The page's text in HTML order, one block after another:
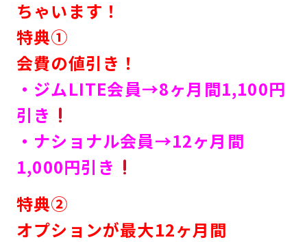
ちゃいます！
特典①
会費の値引き！
・ジムLITE会員→8ヶ月間1,100円
引き
・ナショナル会員→12ヶ月間
1,000円引き
特典②
オプションが最大12ヶ月間